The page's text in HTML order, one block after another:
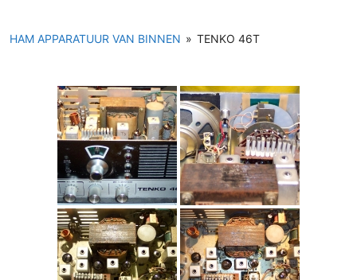
HAM APPARATUUR VAN BINNEN » TENKO 46T